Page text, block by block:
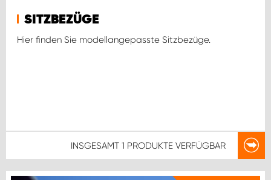
SITZBEZÜGE
Hier finden Sie modellangepasste Sitzbezüge.
INSGESAMT 1 PRODUKTE VERFÜGBAR